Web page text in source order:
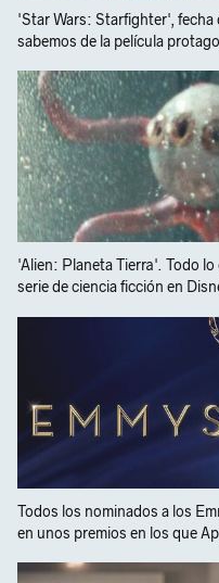
'Star Wars: Starfighter',
sabemos de la película
'Alien: Planeta Tierra'. Todo
serie de ciencia ficción en
Todos los nominados a los
en unos premios en los que